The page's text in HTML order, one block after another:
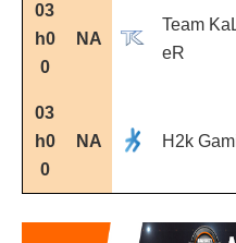
03
h0
0
NA
Team
eR
03
h0
0
NA H2k